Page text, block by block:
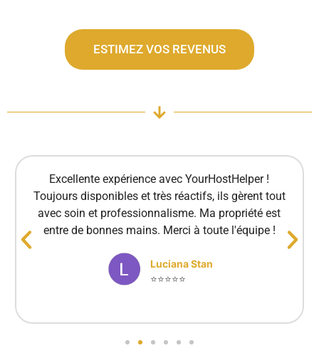
ESTIMEZ VOS REVENUS
Excellente expérience avec YourHostHelper !
Toujours disponibles et très réactifs, ils gèrent tout
avec soin et professionnalisme. Ma propriété est
entre de bonnes mains. Merci à toute l'équipe !
Luciana Stan
⭐⭐⭐⭐⭐